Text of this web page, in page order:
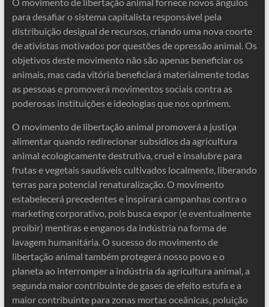
para desafiar o sistema capitalista responsável pela
distribuição desigual de recursos, criando uma nova coorte
de ativistas motivados por questões de opressão animal. Os
objetivos deste movimento não são apenas beneficiar os
animais, mas cada vitória beneficiará materialmente todas
as pessoas e promoverá movimentos sociais contra as
poderosas instituições e ideologias que nos oprimem.
O movimento de libertação animal promoverá a justiça
alimentar quando redirecionar subsídios da agricultura
animal ecologicamente destrutiva, cruel e insalubre para
frutas e vegetais saudáveis ​​cultivados localmente, liberando
terras para potencial renaturalização. O movimento
estabelecerá precedentes e inspirará campanhas contra o
marketing corporativo, pois busca expor (e eventualmente
proibir) mentiras e enganos da indústria na forma de
lavagem humanitária. O sucesso do movimento de
libertação animal também protegerá nosso povo e o
planeta ao interromper a indústria da agricultura animal, a
segunda maior contribuinte de gases de efeito estufa e a
maior contribuinte para zonas mortas oceânicas, poluição